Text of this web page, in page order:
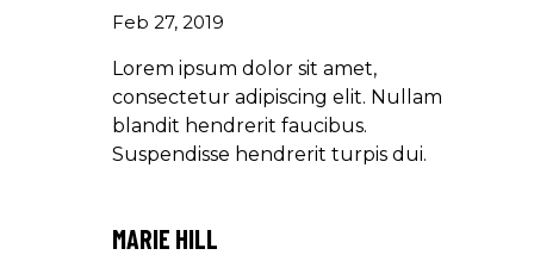
Feb 27, 2019
Lorem ipsum dolor sit amet,
consectetur adipiscing elit. Nullam
blandit hendrerit faucibus.
Suspendisse hendrerit turpis dui.
MARIE HILL